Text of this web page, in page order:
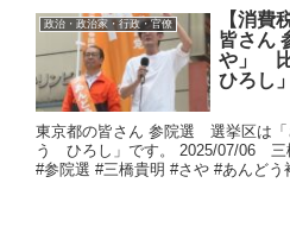
政治・政治家・行政・官僚
【消費
皆さん
や」
ひろし」
東京都の皆さん 参院選 選挙区は
う ひろし」です。 2025/07/06 三
#参院選 #三橋貴明 #さや #あんどう